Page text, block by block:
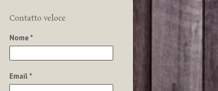
Contatto veloce
Nome *
Email *